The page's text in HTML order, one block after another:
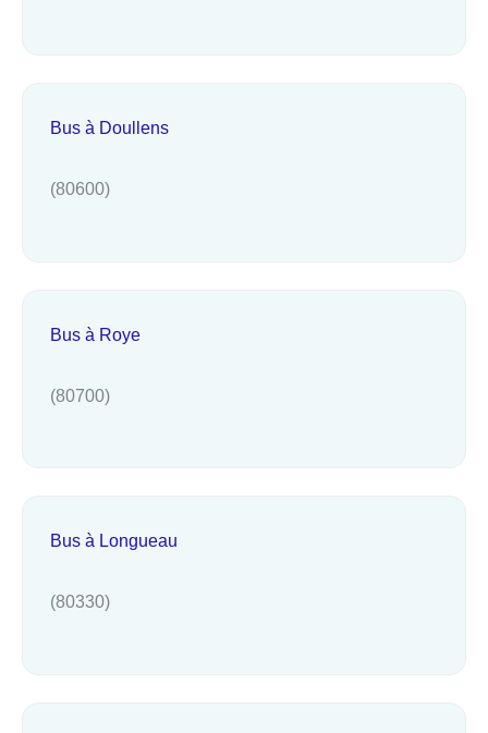
Bus à Doullens
(80600)
Bus à Roye
(80700)
Bus à Longueau
(80330)